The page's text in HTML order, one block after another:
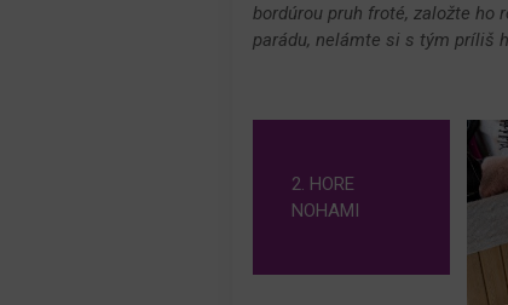
bordúrou pruh froté, založte ho
parádu, nelámte si s tým príliš
2. HORE
NOHAMI